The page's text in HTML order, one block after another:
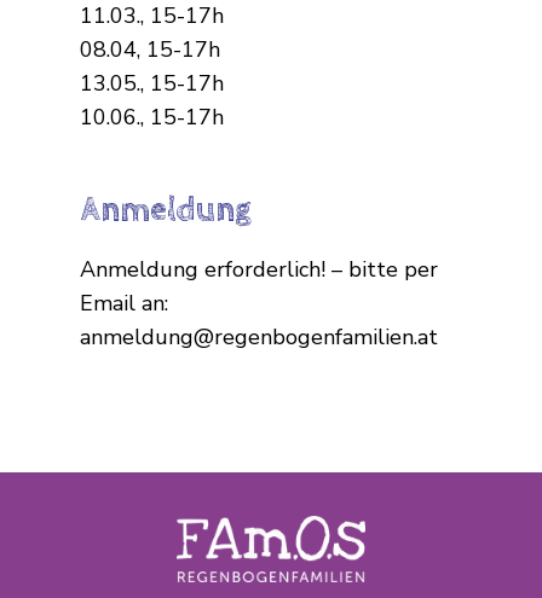
11.03., 15-17h
08.04, 15-17h
13.05., 15-17h
10.06., 15-17h
Anmeldung
Anmeldung erforderlich! – bitte per
Email an:
anmeldung@regenbogenfamilien.at